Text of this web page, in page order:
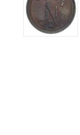
Иностранные монеты
Неофициальные
Античные и